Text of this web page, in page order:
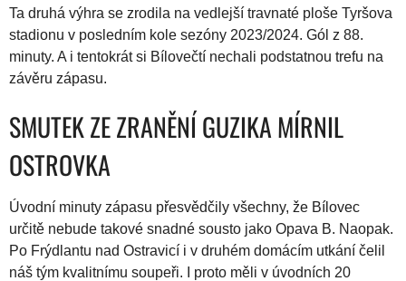
Ta druhá výhra se zrodila na vedlejší travnaté ploše Tyršova
stadionu v posledním kole sezóny 2023/2024. Gól z 88.
minuty. A i tentokrát si Bílovečtí nechali podstatnou trefu na
závěru zápasu.
SMUTEK ZE ZRANĚNÍ GUZIKA MÍRNIL
OSTROVKA
Úvodní minuty zápasu přesvědčily všechny, že Bílovec
určitě nebude takové snadné sousto jako Opava B. Naopak.
Po Frýdlantu nad Ostravicí i v druhém domácím utkání čelil
náš tým kvalitnímu soupeři. I proto měli v úvodních 20